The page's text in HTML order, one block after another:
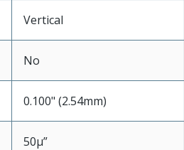
Vertical
No
0.100" (2.54mm)
50µ”